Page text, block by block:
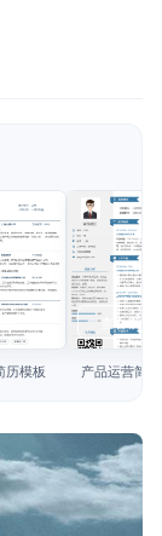
历模板
查看模板
产品运营简